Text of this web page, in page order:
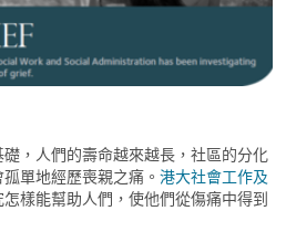
，人們的壽命越來越長，社區的分化
單地經歷喪親之痛。 港大社會工作及
怎樣能幫助人們，使他們從傷痛中得到